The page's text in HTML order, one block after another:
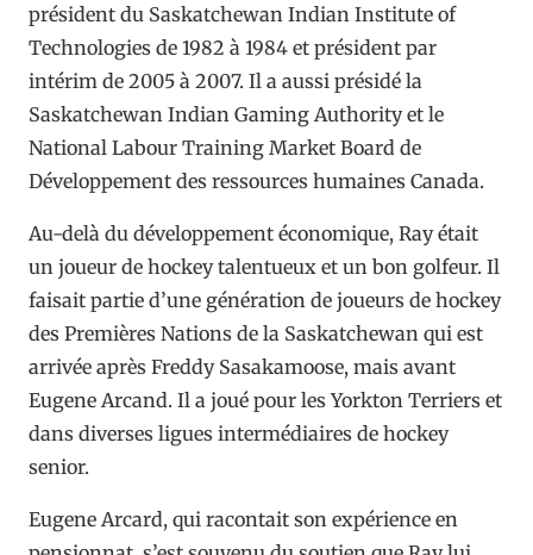
président du Saskatchewan Indian Institute of
Technologies de 1982 à 1984 et président par
intérim de 2005 à 2007. Il a aussi présidé la
Saskatchewan Indian Gaming Authority et le
National Labour Training Market Board de
Développement des ressources humaines Canada.
Au-delà du développement économique, Ray était
un joueur de hockey talentueux et un bon golfeur. Il
faisait partie d’une génération de joueurs de hockey
des Premières Nations de la Saskatchewan qui est
arrivée après Freddy Sasakamoose, mais avant
Eugene Arcand. Il a joué pour les Yorkton Terriers et
dans diverses ligues intermédiaires de hockey
senior.
Eugene Arcard, qui racontait son expérience en